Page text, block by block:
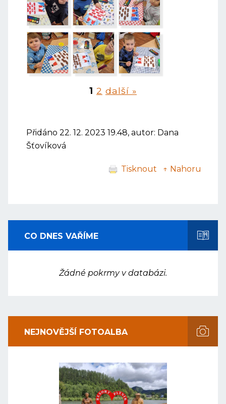
1 2 další »
Přidáno 22. 12. 2023 19.48, autor: Dana
Šťovíková
Tisknout ↑ Nahoru
CO DNES VAŘÍME
Žádné pokrmy v databázi.
NEJNOVĚJŠÍ FOTOALBA